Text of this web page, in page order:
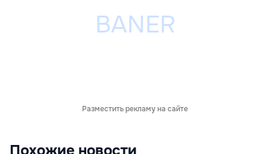
Разместить рекламу на сайте
Похожие новости